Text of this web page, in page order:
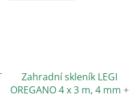
Zahradní skleník LEGI
OREGANO 4 x 3 m, 4 mm +